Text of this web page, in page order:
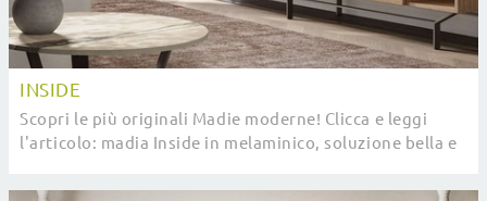
INSIDE
Scopri le più originali Madie moderne! Clicca e leggi
l'articolo: madia Inside in melaminico, soluzione bella e